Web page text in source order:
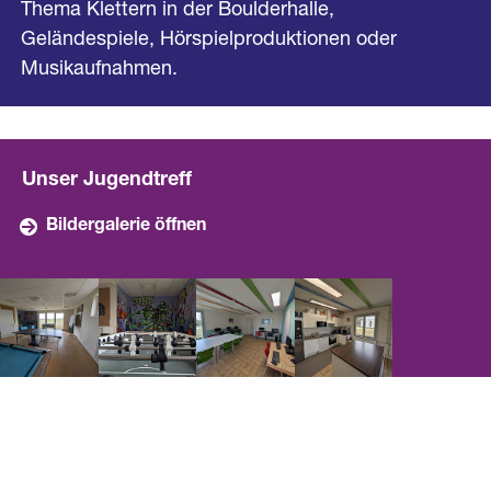
Thema Klettern in der Boulderhalle,
Geländespiele, Hörspielproduktionen oder
Musikaufnahmen.
Unser Jugendtreff
Bildergalerie öffnen